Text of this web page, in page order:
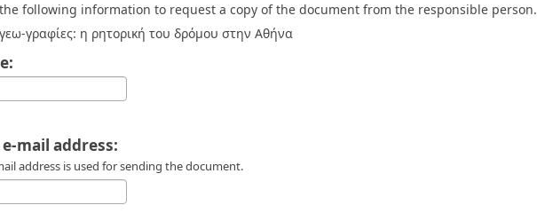
following information to request a copy of the document from the responsible person.
γραφίες: η ρητορική του δρόμου στην Αθήνα
mail address:
address is used for sending the document.